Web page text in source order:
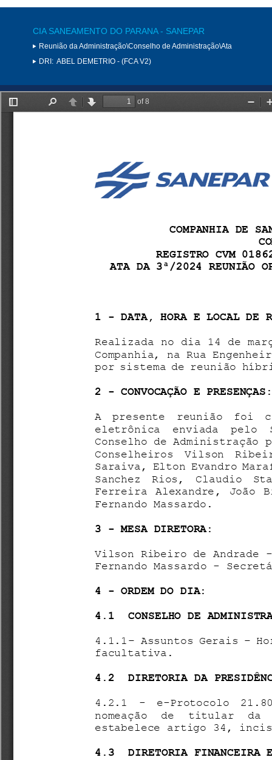
CIA SANEAMENTO DO PARANA - SANEPAR
Reunião da Administração\Conselho de Administração\Ata
DRI: ABEL DEMETRIO - (FCA V2)